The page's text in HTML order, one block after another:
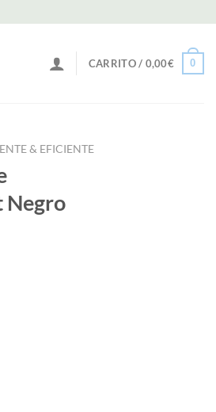
CARRITO / 0,00€ 0
& EFICIENTE
Negro